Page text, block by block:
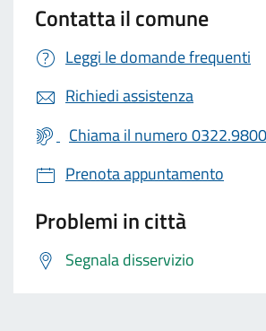
Contatta il comune
Leggi le domande frequenti
Richiedi assistenza
Chiama il numero
Prenota appuntamento
Problemi in città
Segnala disservizio